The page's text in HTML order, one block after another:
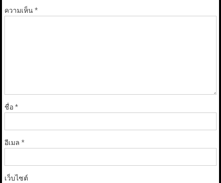
ความเห็น*
ชื่อ*
อีเมล *
เว็บไซต์